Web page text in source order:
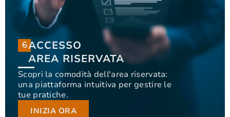
6ACCESSO
AREA RISERVATA
Scopri la comodità dell'area riservata:
una piattaforma intuitiva per gestire le
tue pratiche.
INIZIA ORA
6
ACCESSO
AREA RISERVATA
Scopri la comodità dell'area riservata: una
piattaforma intuitiva per gestire le tue pratiche.
INIZIA ORA